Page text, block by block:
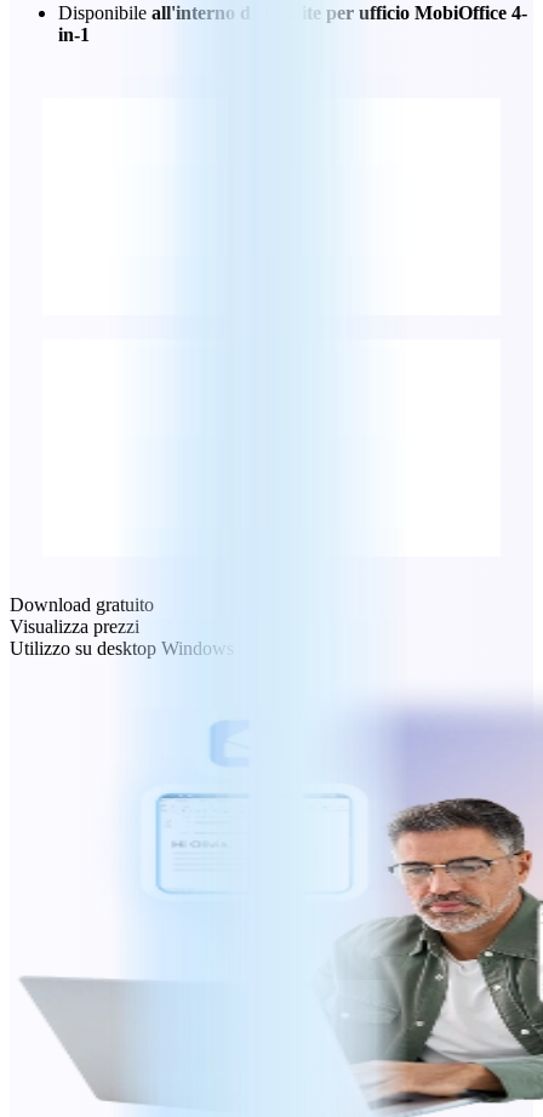
Disponibile all'interno della suite per ufficio MobiOffice 4-
in-1
Download gratuito
Visualizza prezzi
Utilizzo su desktop Windows